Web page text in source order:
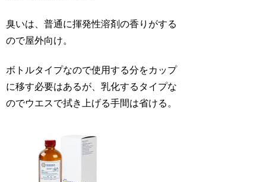
臭いは、普通に揮発性溶剤の香りがする
ので屋外向け。
ボトルタイプなので使用する分をカップ
に移す必要はあるが、乳化するタイプな
のでウエスで拭き上げる手間は省ける。